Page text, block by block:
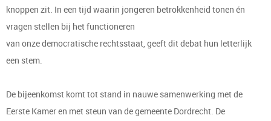
knoppen zit. In een tijd waarin jongeren betrokkenheid tonen én
vragen stellen bij het functioneren
van onze democratische rechtsstaat, geeft dit debat hun letterlijk
een stem.
De bijeenkomst komt tot stand in nauwe samenwerking met de
Eerste Kamer en met steun van de gemeente Dordrecht. De